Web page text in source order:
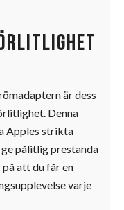
är dess
Denna
Apples strikta
pålitlig prestanda
på att du får en
varje